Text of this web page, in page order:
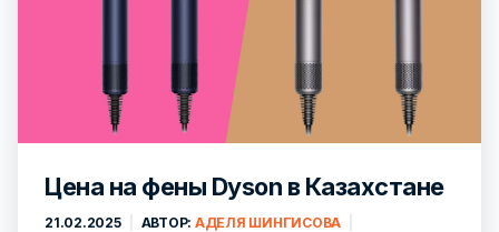
Цена на фены Dyson в Казахстане
21.02.2025 АВТОР: АДЕЛЯ ШИНГИСОВА